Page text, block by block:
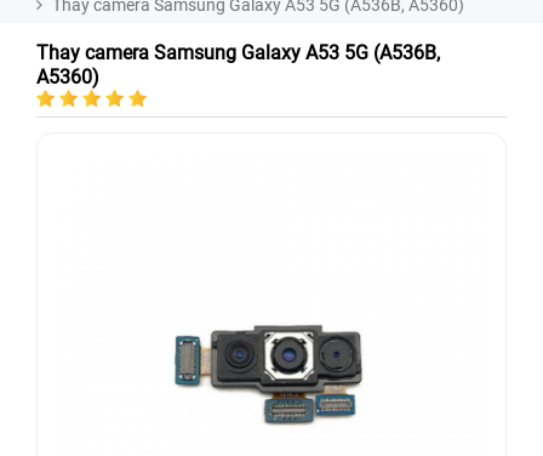
Thay camera Samsung Galaxy A53 5G (A536B, A5360)
Thay camera Samsung Galaxy A53 5G (A536B,
A5360)